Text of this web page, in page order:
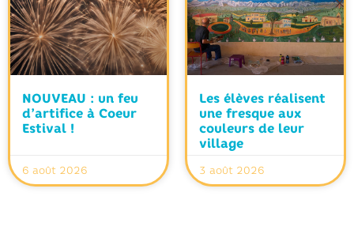
NOUVEAU : un feu
d’artifice à Coeur
Estival !
6 août 2026
Les élèves réalisent
une fresque aux
couleurs de leur
village
3 août 2026